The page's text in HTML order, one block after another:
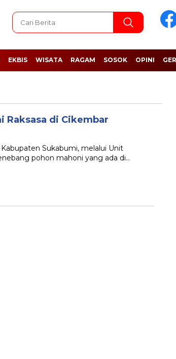
EKBIS WISATA RAGAM SOSOK OPINI
Raksasa di Cikembar
Sukabumi, melalui Unit
pohon mahoni yang ada di…